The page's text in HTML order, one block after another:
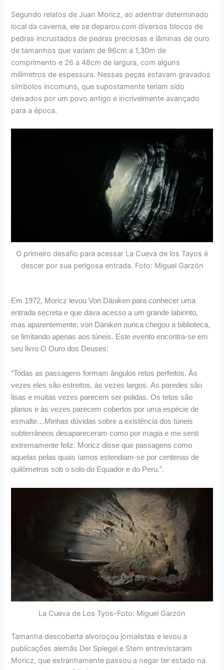
Segundo relatos de Juan Moricz, ao adentrar determinado
local da caverna, ele se deparou com diversos blocos de
pedras incrustados de pedras preciosas e lâminas de ouro
de tamanhos que variam de 96cm a 1,30m de
comprimento e 26 a 48cm de largura, com alguns
milímetros de espessura. Nessas peças estavam gravados
símbolos incomuns, que supostamente teriam sido
deixados por um povo antigo e incrivelmente avançado
para a época.
O primeiro desafio para acessar La Cueva de los Tayos é
descer por sua perigosa entrada. Foto: Miguel Garzón
Em 1972, Moricz levou Von Däniken para conhecer uma
entrada secreta e que dava acesso a um grande labirinto,
mas aparentemente, von Däniken nunca chegou a biblioteca,
se limitando apenas aos túneis. Este evento encontra-se em
seu livro O Ouro dos Deuses:
“Todas as passagens formam ângulos retos perfeitos. Às
vezes eles são estreitos, às vezes largos. As paredes são
lisas e muitas vezes parecem ser polidas. Os tetos são
planos e às vezes parecem cobertos por uma espécie de
esmalte…Minhas dúvidas sobre a existência dos túneis
subterrâneos desapareceram como por magia e me senti
extremamente feliz. Moricz disse que passagens como
aquelas pelas quais íamos estendiam-se por centenas de
quilômetros sob o solo do Equador e do Peru.”.
La Cueva de Los Tyos-Foto: Miguel Garzón
Tamanha descoberta alvoroçou jornalistas e levou a
publicações alemãs Der Spiegel e Stern entrevistaram
Moricz, que estranhamente passou a negar ter estado na